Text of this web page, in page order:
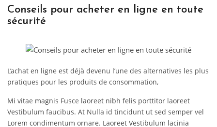
Conseils pour acheter en ligne en toute
sécurité
L’achat en ligne est déjà devenu l’une des alternatives les plus
pratiques pour les produits de consommation,
Mi vitae magnis Fusce laoreet nibh felis porttitor laoreet
Vestibulum faucibus. At Nulla id tincidunt ut sed semper vel
Lorem condimentum ornare. Laoreet Vestibulum lacinia